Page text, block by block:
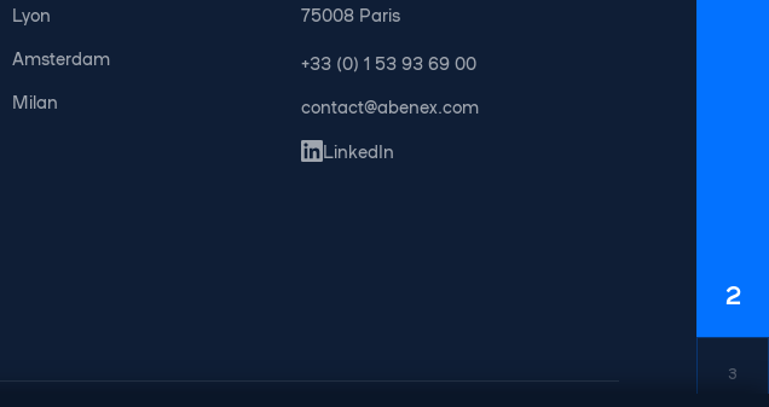
2
3
Lyon
Amsterdam
Milan
75008 Paris
+33 (0) 1 53 93 69 00
contact@abenex.com
LinkedIn